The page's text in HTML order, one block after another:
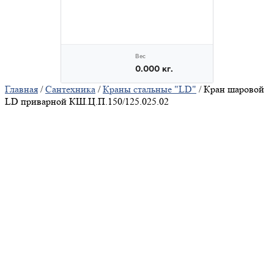
Главная /Сантехника /Краны стальные "LD" / Кран шаровой
LD приварной КШ.Ц.П.150/125.025.02